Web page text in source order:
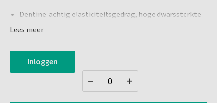
Dentine-achtig elasticiteitsgedrag, hoge dwarssterkte
Lijmbevestiging
Verwijderbaar
Alle materialen in de set passen bij elkaar
Post-insertie en kernopbouw in één stap
Lees meer
Inloggen